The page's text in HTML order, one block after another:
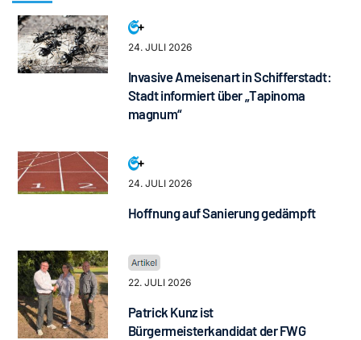
24. JULI 2026
Invasive Ameisenart in Schifferstadt:
Stadt informiert über „Tapinoma
magnum“
24. JULI 2026
Hoffnung auf Sanierung gedämpft
22. JULI 2026
Patrick Kunz ist
Bürgermeisterkandidat der FWG